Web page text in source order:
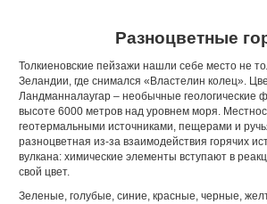
Разноцветные
Толкиеновские пейзажи нашли себе место не
Зеландии, где снимался «Властелин колец».
Ландманналаугар – необычные геологические
высоте 6000 метров над уровнем моря.
геотермальными источниками, пещерами и
разноцветная из-за взаимодействия горячих
вулкана: химические элементы вступают в
свой цвет.
Зеленые, голубые, синие, красные, черные,